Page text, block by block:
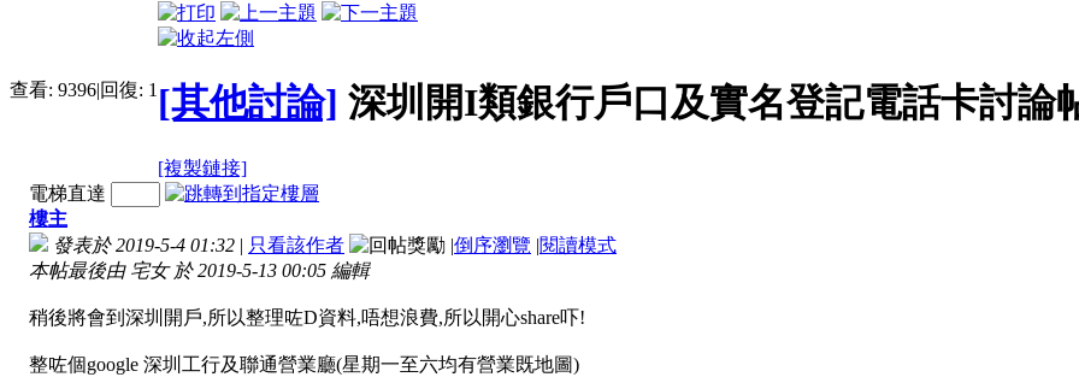
查看: 9396|回復: 1 [其他討論] 深圳開I類銀行戶口及實名登記電話卡討論
[複製鏈接]
電梯直達
樓主
發表於 2019-5-4 01:32 | 只看該作者 |倒序瀏覽 |閱讀模式
本帖最後由 宅女 於 2019-5-13 00:05 編輯
稍後將會到深圳開戶,所以整理咗D資料,唔想浪費,所以開心share吓!
整咗個google 深圳工行及聯通營業廳(星期一至六均有營業既地圖)